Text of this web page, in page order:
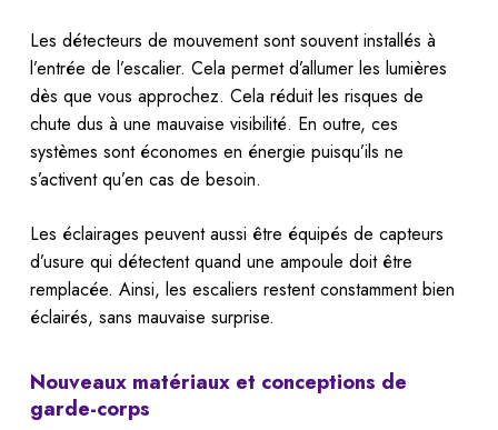
Les détecteurs de mouvement sont souvent installés à
l’entrée de l’escalier. Cela permet d’allumer les lumières
dès que vous approchez. Cela réduit les risques de
chute dus à une mauvaise visibilité. En outre, ces
systèmes sont économes en énergie puisqu’ils ne
s’activent qu’en cas de besoin.
Les éclairages peuvent aussi être équipés de capteurs
d’usure qui détectent quand une ampoule doit être
remplacée. Ainsi, les escaliers restent constamment bien
éclairés, sans mauvaise surprise.
Nouveaux matériaux et conceptions de
garde-corps